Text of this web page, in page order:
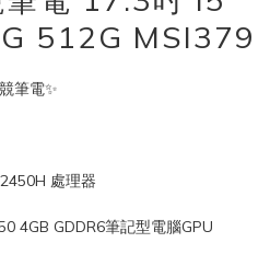
512G MSI379
筆電✨
處理器
4GB GDDR6筆記型電腦GPU